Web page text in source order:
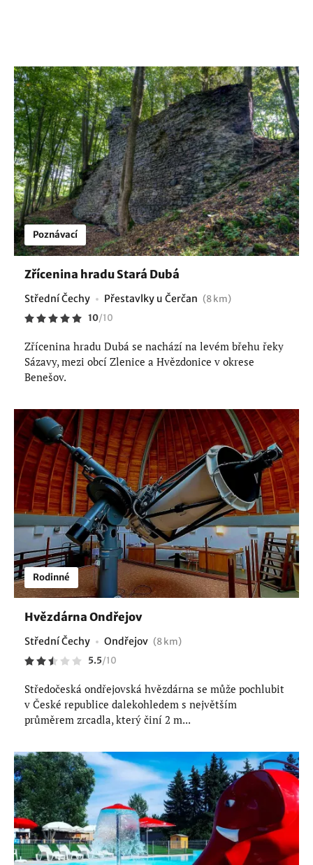
Poznávací
Zřícenina hradu Stará Dubá
Střední Čechy Přestavlky u Čerčan (8 km)
10/10
Zřícenina hradu Dubá se nachází na levém břehu řeky
Sázavy, mezi obcí Zlenice a Hvězdonice v okrese
Benešov.
Rodinné
Hvězdárna Ondřejov
Střední Čechy Ondřejov (8 km)
5.5/10
Středočeská ondřejovská hvězdárna se může pochlubit
v České republice dalekohledem s největším
průměrem zrcadla, který činí 2 m...